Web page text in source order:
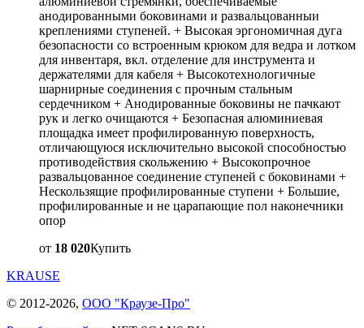
анодированными боковинами и развальцованныи
креплениями ступеней. + Высокая эргономичная дуга
безопасности со встроенным крюком для ведра и лотком
для инвентаря, вкл. отделение для инструмента и
держателями для кабеля + Высокотехнологичные
шарнирные соединения с прочным стальным
сердечником + Анодированные боковины не пачкают
рук и легко очищаются + Безопасная алюминиевая
площадка имеет профилированную поверхность,
отличающуюся исключительно высокой способностью
противодействия скольжению + Высокопрочное
развальцованное соединение ступеней с боковинами +
Нескользящие профилированные ступени + Большие,
профилированные и не царапающие пол наконечники
опор
от 18 020Купить
KRAUSE
© 2012-2026, ООО "Краузе-Про"